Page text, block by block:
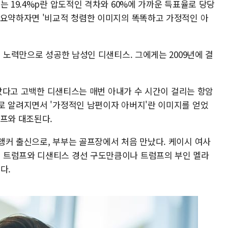
19.4%p란 압도적인 격차와 60%에 가까운 득표율로 당당
약하자면 '비교적 청렴한 이미지의 똑똑하고 가정적인 아
력만으로 성공한 남성인 디샌티스. 그에게는 2009년에 결
고 고백한 디샌티스는 매번 아내가 수 시간이 걸리는 항암
알려지면서 '가정적인 남편이자 아버지'란 이미지를 얻었
와 대조된다.
출신으로, 부부는 골프장에서 처음 만났다. 케이시 여사
럼프와 디샌티스 경선 구도만큼이나 트럼프의 부인 멜라
.